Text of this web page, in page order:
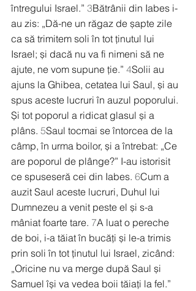
întregului Israel.” 3Bătrânii din Iabes i-
au zis: „Dă-ne un răgaz de șapte zile
ca să trimitem soli în tot ținutul lui
Israel; și dacă nu va fi nimeni să ne
ajute, ne vom supune ție.” 4Solii au
ajuns la Ghibea, cetatea lui Saul, și au
spus aceste lucruri în auzul poporului.
Și tot poporul a ridicat glasul și a
plâns. 5Saul tocmai se întorcea de la
câmp, în urma boilor, și a întrebat: „Ce
are poporul de plânge?” I-au istorisit
ce spuseseră cei din Iabes. 6Cum a
auzit Saul aceste lucruri, Duhul lui
Dumnezeu a venit peste el și s-a
mâniat foarte tare. 7A luat o pereche
de boi, i-a tăiat în bucăți și le-a trimis
prin soli în tot ținutul lui Israel, zicând:
„Oricine nu va merge după Saul și
Samuel își va vedea boii tăiați la fel.”